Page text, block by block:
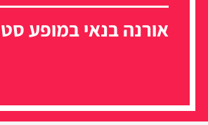
אורנה בנאי במופע